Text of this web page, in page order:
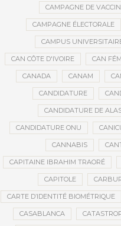
CAMPAGNE DE
CAMPAGNE ÉLECTORALE
CAMPUS
CAN CÔTE D'IVOIRE CAN
CANADA CANAM
CANDIDATURE
CANDIDATURE DE
CANDIDATURE ONU
CANNABIS
CAPITAINE IBRAHIM TRAORÉ
CAPITOLE
CARTE D’IDENTITÉ BIOMÉTRIQUE
CASABLANCA